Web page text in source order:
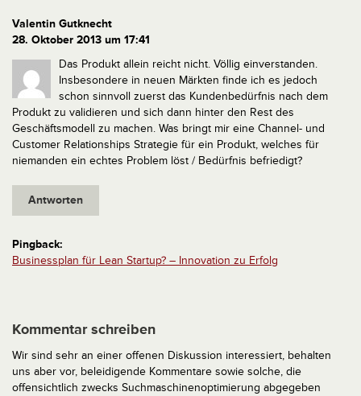
Valentin Gutknecht
28. Oktober 2013 um 17:41
Das Produkt allein reicht nicht. Völlig einverstanden.
Insbesondere in neuen Märkten finde ich es jedoch
schon sinnvoll zuerst das Kundenbedürfnis nach dem
Produkt zu validieren und sich dann hinter den Rest des
Geschäftsmodell zu machen. Was bringt mir eine Channel- und
Customer Relationships Strategie für ein Produkt, welches für
niemanden ein echtes Problem löst / Bedürfnis befriedigt?
Antworten
Pingback:
Businessplan für Lean Startup? – Innovation zu Erfolg
Kommentar schreiben
Wir sind sehr an einer offenen Diskussion interessiert, behalten
uns aber vor, beleidigende Kommentare sowie solche, die
offensichtlich zwecks Suchmaschinenoptimierung abgegeben